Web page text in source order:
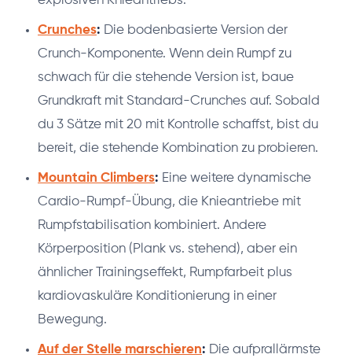
Crunches: Die bodenbasierte Version der
Crunch-Komponente. Wenn dein Rumpf zu
schwach für die stehende Version ist, baue
Grundkraft mit Standard-Crunches auf. Sobald
du 3 Sätze mit 20 mit Kontrolle schaffst, bist du
bereit, die stehende Kombination zu probieren.
Mountain Climbers: Eine weitere dynamische
Cardio-Rumpf-Übung, die Knieantriebe mit
Rumpfstabilisation kombiniert. Andere
Körperposition (Plank vs. stehend), aber ein
ähnlicher Trainingseffekt, Rumpfarbeit plus
kardiovaskuläre Konditionierung in einer
Bewegung.
Auf der Stelle marschieren: Die aufprallärmste